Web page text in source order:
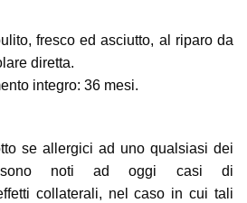
fresco ed asciutto, al riparo da
diretta.
integro: 36 mesi.
se allergici ad uno qualsiasi dei
sono noti ad oggi casi di
collaterali, nel caso in cui tali